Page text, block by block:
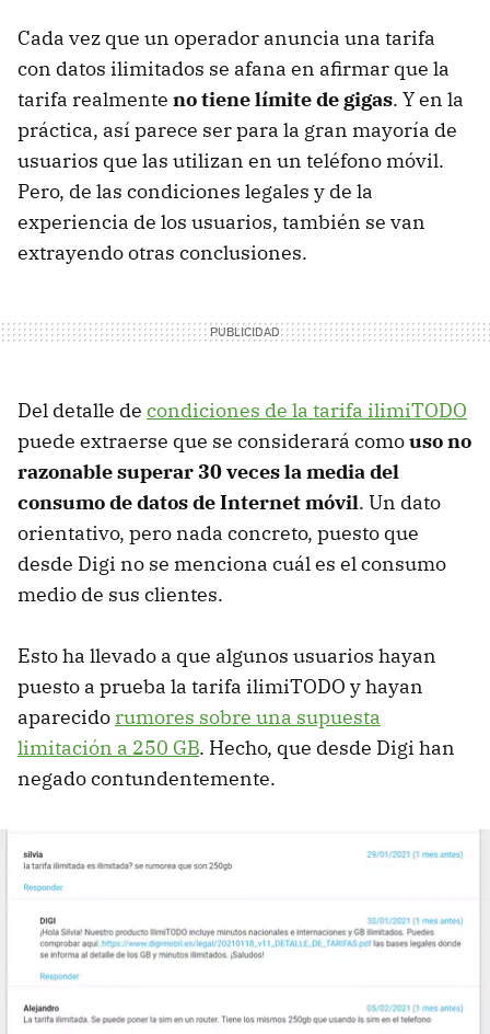
Cada vez que un operador anuncia una tarifa
con datos ilimitados se afana en afirmar que la
tarifa realmente no tiene límite de gigas. Y en la
práctica, así parece ser para la gran mayoría de
usuarios que las utilizan en un teléfono móvil.
Pero, de las condiciones legales y de la
experiencia de los usuarios, también se van
extrayendo otras conclusiones.
Del detalle de condiciones de la tarifa ilimiTODO
puede extraerse que se considerará comouso no
razonable superar 30 veces la media del
consumo de datos de Internet móvil. Un dato
orientativo, pero nada concreto, puesto que
desde Digi no se menciona cuál es el consumo
medio de sus clientes.
Esto ha llevado a que algunos usuarios hayan
puesto a prueba la tarifa ilimiTODO y hayan
aparecido rumores sobre una supuesta
limitación a 250 GB. Hecho, que desde Digi han
negado contundentemente.